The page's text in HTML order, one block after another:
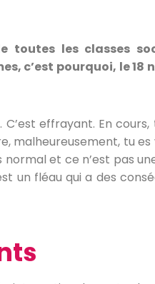
toutes les classes
c’est pourquoi, le 18
effrayant. En cours,
malheureusement, tu
et ce n’est pas
un fléau qui a des